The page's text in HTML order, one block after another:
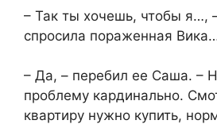
– Так ты хочешь, чтобы я…,
спросила пораженная
– Да, – перебил ее Саша. –
проблему кардинально.
квартиру нужно купить,